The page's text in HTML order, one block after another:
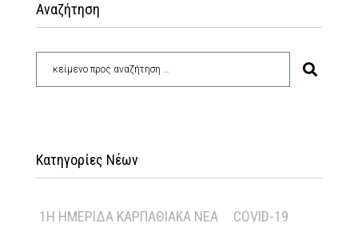
Αναζήτηση
Κατηγορίες Νέων
1Η ΗΜΕΡΊΔΑ ΚΑΡΠΑΘΙΑΚΆ ΝΈΑ
COVID-19